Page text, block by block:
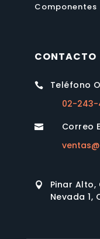
Componentes
CONTACTO

Teléfono
02-243-

Correo

Pinar Alto,
Nevada 1,